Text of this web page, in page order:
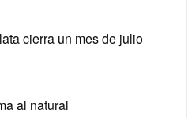
cierra un mes de julio
al natural